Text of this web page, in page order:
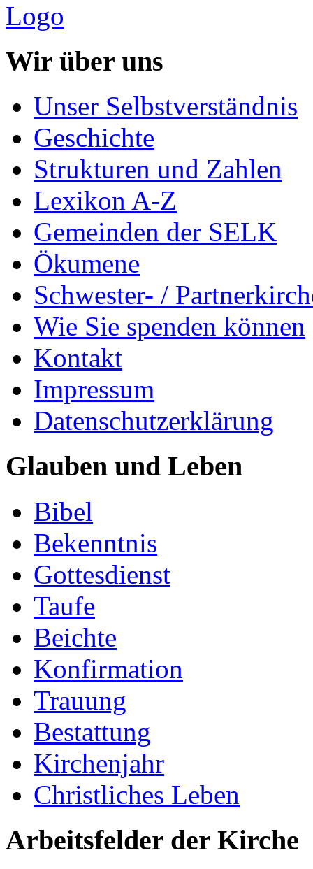
Wir über uns
Unser Selbstverständnis
Geschichte
Strukturen und Zahlen
Lexikon A-Z
Gemeinden der SELK
Ökumene
Schwester- /
Wie Sie spenden können
Kontakt
Impressum
Datenschutzerklärung
Glauben und Leben
Bibel
Bekenntnis
Gottesdienst
Taufe
Beichte
Konfirmation
Trauung
Bestattung
Kirchenjahr
Christliches Leben
Arbeitsfelder der Kirche